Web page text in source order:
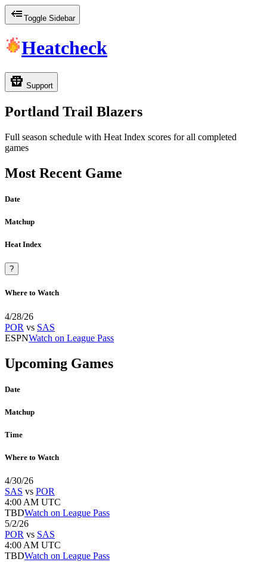
Toggle Sidebar
Heatcheck
Support
Portland Trail Blazers
Full season schedule with Heat Index scores for all completed
games
Most Recent Game
Date
Matchup
Heat Index
?
Where to Watch
4/28/26
POR vs SAS
ESPNWatch on League Pass
Upcoming Games
Date
Matchup
Time
Where to Watch
4/30/26
SAS vs POR
4:00 AM UTC
TBDWatch on League Pass
5/2/26
POR vs SAS
4:00 AM UTC
TBDWatch on League Pass